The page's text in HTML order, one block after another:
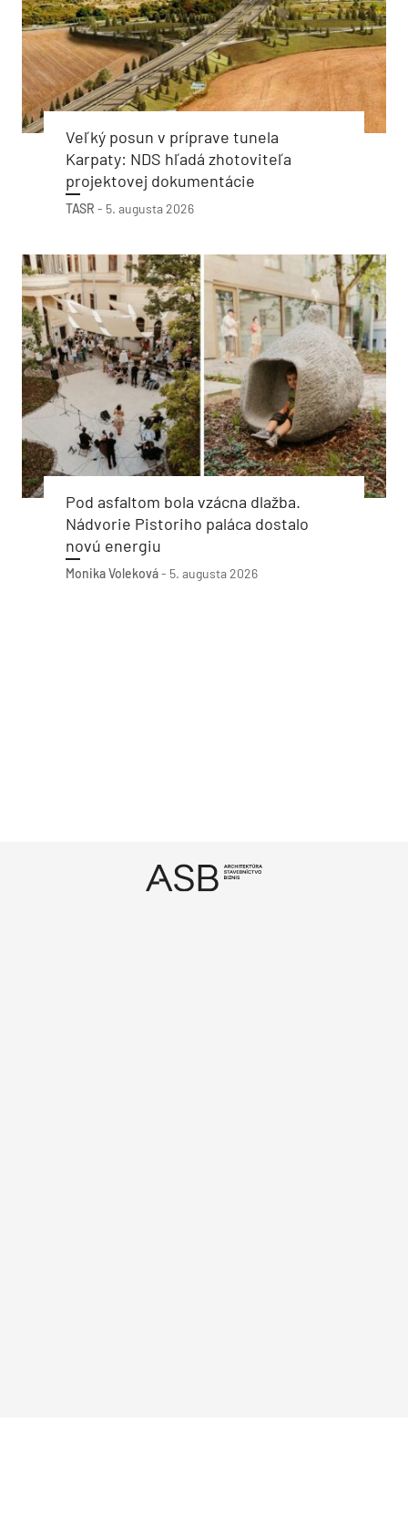
Veľký posun v príprave tunela
Karpaty: NDS hľadá zhotoviteľa
projektovej dokumentácie
TASR - 5. augusta 2026
Pod asfaltom bola vzácna dlažba.
Nádvorie Pistoriho paláca dostalo
novú energiu
Monika Voleková- 5. augusta 2026